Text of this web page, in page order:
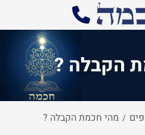
הקבלה ?
/ מהי חכמת הקבלה ?